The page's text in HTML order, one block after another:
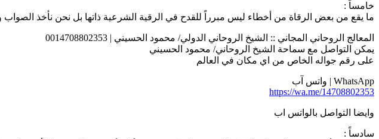
خامساً :
ما يقع من بعض الرقاة من أخطاء ليس مبرراً للقدح في الرقية الشرعية ذاتها بل نحن نأخذ الصواب
المعالج الروحاني المجاني :: الشيخ الروحاني الدولي/ محمود الحسيني | 0014708802353
يمكن التواصل مع سماحة الشيخ الروحاني/ محمود الحسيني
على رقم جواله الخاص من اي مكان في العالم
WhatsApp | واتس آب
https://wa.me/14708802353
وايضا التواصل بالواتس اب
سادساً :